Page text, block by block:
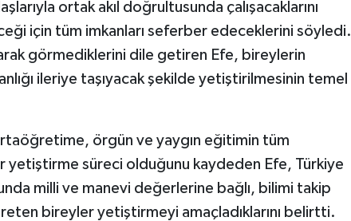
ortak akıl doğrultusunda çalışacaklarını
için tüm imkanları seferber edeceklerini söyledi.
görmediklerini dile getiren Efe, bireylerin
ileriye taşıyacak şekilde yetiştirilmesinin temel
örgün ve yaygın eğitimin tüm
yetiştirme süreci olduğunu kaydeden Efe, Türkiye
milli ve manevi değerlerine bağlı, bilimi takip
bireyler yetiştirmeyi amaçladıklarını belirtti.